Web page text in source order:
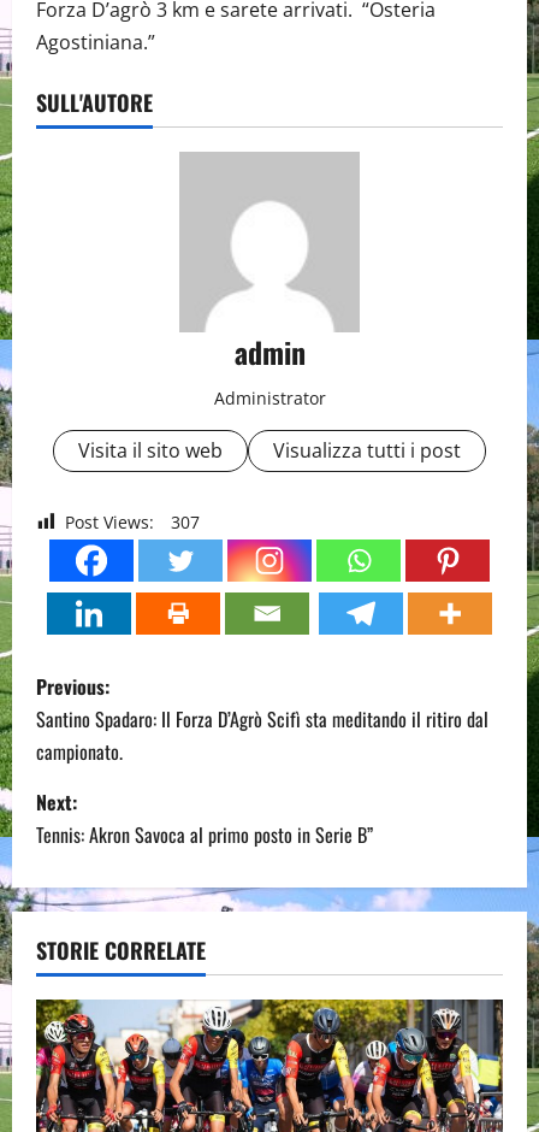
Forza D’agrò 3 km e sarete arrivati. “Osteria
Agostiniana.”
SULL'AUTORE
admin
Administrator
Visita il sito web Visualizza tutti i post
Post Views: 307
P
o
s
t
n
a
v
i
g
Previous:
Santino Spadaro: Il Forza D’Agrò Scifì sta meditando il ritiro dal
campionato.
Next:
Tennis: Akron Savoca al primo posto in Serie B”
STORIE CORRELATE